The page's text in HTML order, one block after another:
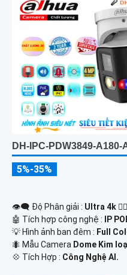
DH-IPC-PDW3849-
5%-35%
👁️‍🗨 Độ Phân giải : Ultra 4k
🤖️ Tích hợp công nghệ :
IP
💡 Hình ảnh ban đêm : Full
🐜 Mẫu Camera Dome Kim
️💠 Tích Hợp : Công Nghệ AI.